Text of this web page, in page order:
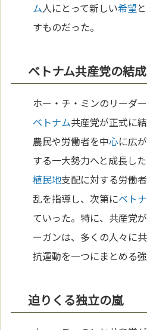
ム人にとって新しい希望
すものだった。
ベトナム共産党の結
ホー・チ・ミンのリーダ
ベトナム共産党が正式に
農民や労働者を中心に広が
する一大勢力へと成長した
植民地支配に対する労働
乱を指導し、次第にベト
ていった。特に、共産党
ーガンは、多くの人々に共
抗運動を一つにまとめる
迫りくる独立の嵐